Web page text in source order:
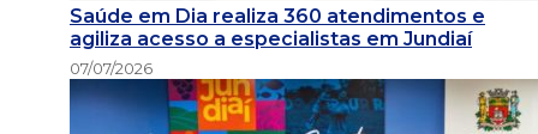
Saúde em Dia realiza 360 atendimentos e
agiliza acesso a especialistas em Jundiaí
07/07/2026